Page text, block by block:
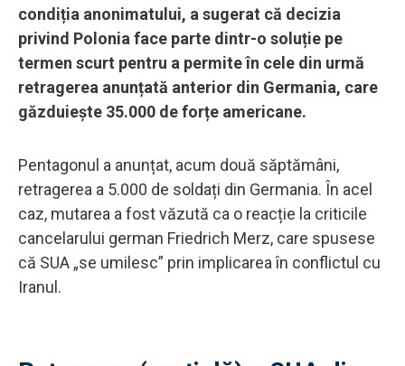
condiția anonimatului, a sugerat că decizia
privind Polonia face parte dintr-o soluție pe
termen scurt pentru a permite în cele din urmă
retragerea anunțată anterior din Germania, care
găzduiește 35.000 de forțe americane.
Pentagonul a anunțat, acum două săptămâni,
retragerea a 5.000 de soldați din Germania. În acel
caz, mutarea a fost văzută ca o reacție la criticile
cancelarului german Friedrich Merz, care spusese
că SUA „se umilesc” prin implicarea în conflictul cu
Iranul.